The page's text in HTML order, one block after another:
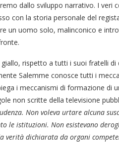
dallo sviluppo narrativo. I veri
con la storia personale del
un uomo solo, malinconico e
rispetto a tutti i suoi fratelli
Salemme conosce tutti i
i meccanismi di formazione di
non scritte della televisione
Non voleva urtare alcuna
le istituzioni. Non esistevano
verità dichiarata da organi